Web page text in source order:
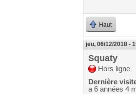
Haut
jeu, 06/12/2018 -
Squaty
Hors ligne
Dernière
a 6 années 4